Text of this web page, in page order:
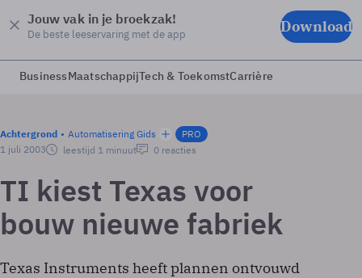
Jouw vak in je broekzak!
De beste leeservaring met de app Download
BusinessMaatschappijTech & ToekomstCarrière
Achtergrond Automatisering Gids
PRO
1 juli 2003
leestijd 1 minuut 0 reacties
TI kiest Texas voor
bouw nieuwe fabriek
Texas Instruments heeft plannen ontvouwd